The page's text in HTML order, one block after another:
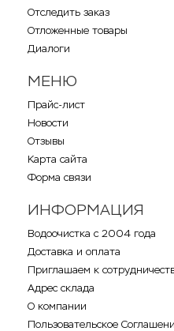
Отследить заказ
Отложенные товары
Диалоги
МЕНЮ
Прайс-лист
Новости
Отзывы
Карта сайта
Форма связи
ИНФОРМАЦИЯ
Водоочистка с 2004 года
Доставка и оплата
Приглашаем к
Адрес склада
О компании
Пользовательское